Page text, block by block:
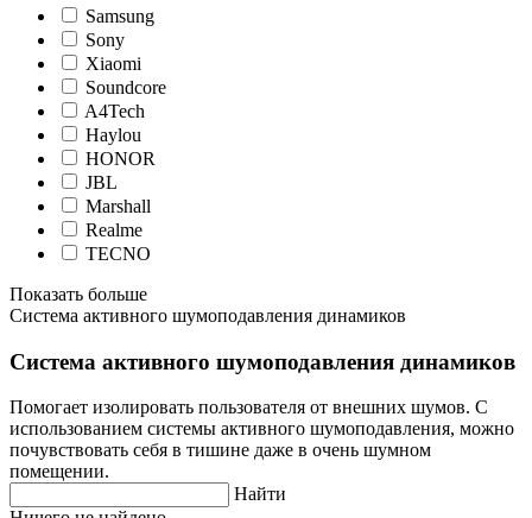
Samsung
Sony
Xiaomi
Soundcore
A4Tech
Haylou
HONOR
JBL
Marshall
Realme
TECNO
Показать больше
Система активного шумоподавления динамиков
Система активного шумоподавления динамиков
Помогает изолировать пользователя от внешних шумов. С
использованием системы активного шумоподавления, можно
почувствовать себя в тишине даже в очень шумном
помещении.
Найти